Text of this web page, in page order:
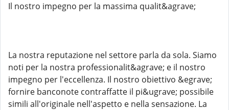
Il nostro impegno per la massima qualit&agrave;
La nostra reputazione nel settore parla da sola. Siamo
noti per la nostra professionalit&agrave; e il nostro
impegno per l'eccellenza. Il nostro obiettivo &egrave;
fornire banconote contraffatte il pi&ugrave; possibile
simili all'originale nell'aspetto e nella sensazione. La